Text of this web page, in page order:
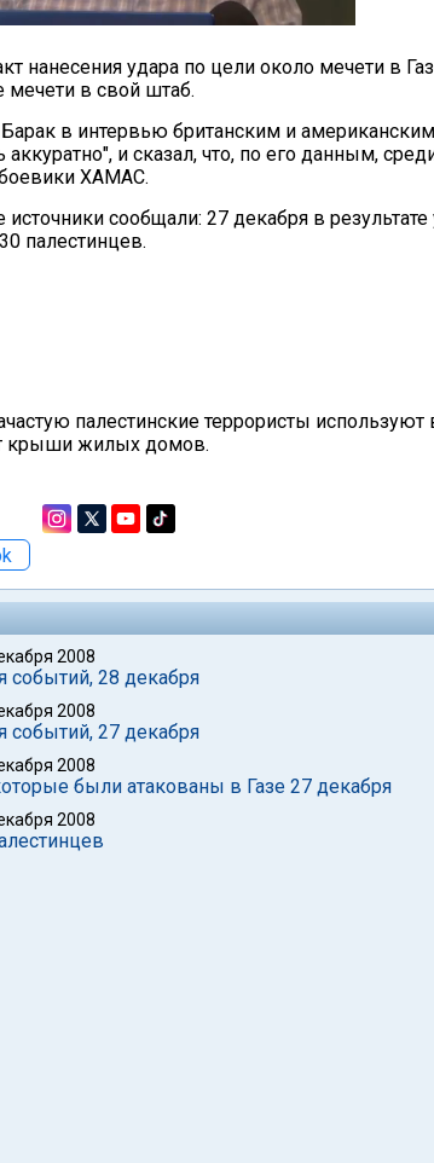
нанесения удара по цели около мечети в
мечети в свой штаб.
в интервью британским и
аккуратно", и сказал, что, по его данным,
ХАМАС.
сообщали: 27 декабря в
палестинцев.
палестинские террористы используют
крыши жилых домов.
2008
событий, 28 декабря
2008
событий, 27 декабря
2008
были атакованы в Газе 27 декабря
2008